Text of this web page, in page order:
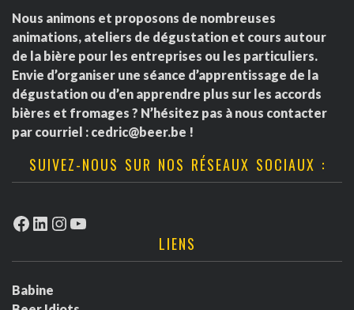
Nous animons et proposons de nombreuses
animations, ateliers de dégustation et cours autour
de la bière pour les entreprises ou les particuliers.
Envie d’organiser une séance d’apprentissage de la
dégustation ou d’en apprendre plus sur les accords
bières et fromages ? N’hésitez pas à nous contacter
par courriel : cedric@beer.be !
SUIVEZ-NOUS SUR NOS RÉSEAUX SOCIAUX :
Facebook
LinkedIn
Instagram
YouTube
LIENS
Babine